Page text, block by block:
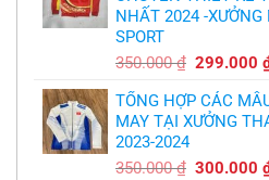
nhận
sự
thật
chát
bầy
quỷ
nhỏ
chuyền
theo
,thiết
free
NHẤT 2024 -
SPORT
350.000₫ Giá
là:
350.000 ₫.
299.000
TỔNG HỢP CÁC
MAY TẠI XƯỞNG
2023-2024
350.000₫ Giá
300.000